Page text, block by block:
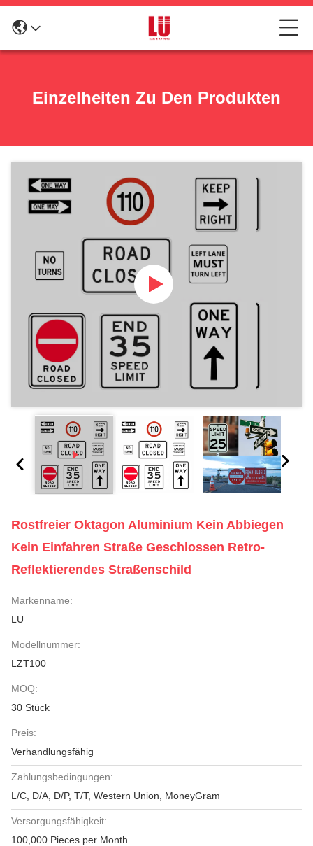
Einzelheiten Zu Den Produkten
Rostfreier Oktagon Aluminium Kein Abbiegen
Kein Einfahren Straße Geschlossen Retro-
Reflektierendes Straßenschild
Markenname:
LU
Modellnummer:
LZT100
MOQ:
30 Stück
Preis:
Verhandlungsfähig
Zahlungsbedingungen:
L/C, D/A, D/P, T/T, Western Union, MoneyGram
Versorgungsfähigkeit:
100,000 Pieces per Month